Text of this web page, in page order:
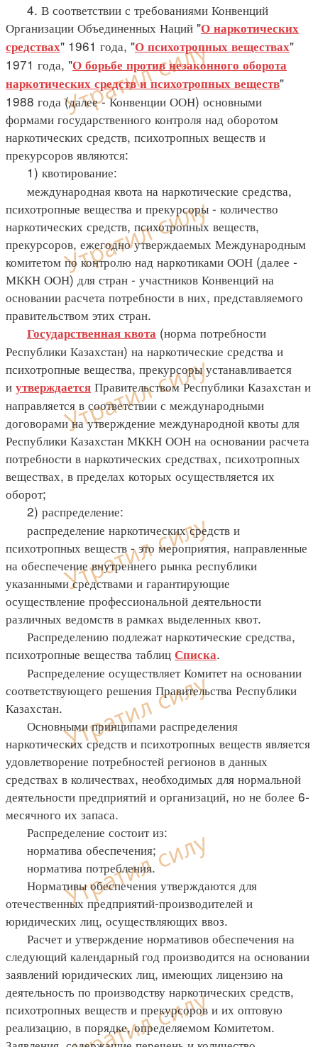
4. В соответствии с требованиями Конвенций
Организации Объединенных Наций "О наркотических
средствах" 1961 года, "О психотропных веществах"
1971 года, "О борьбе против незаконного оборота
наркотических средств и психотропных веществ"
1988 года (далее - Конвенции ООН) основными
формами государственного контроля над оборотом
наркотических средств, психотропных веществ и
прекурсоров являются:
1) квотирование:
международная квота на наркотические средства,
психотропные вещества и прекурсоры - количество
наркотических средств, психотропных веществ,
прекурсоров, ежегодно утверждаемых Международным
комитетом по контролю над наркотиками ООН (далее -
МККН ООН) для стран - участников Конвенций на
основании расчета потребности в них, представляемого
правительством этих стран.
Государственная квота (норма потребности
Республики Казахстан) на наркотические средства и
психотропные вещества, прекурсоры устанавливается
и утверждается Правительством Республики Казахстан и
направляется в соответствии с международными
договорами на утверждение международной квоты для
Республики Казахстан МККН ООН на основании расчета
потребности в наркотических средствах, психотропных
веществах, в пределах которых осуществляется их
оборот;
2) распределение:
распределение наркотических средств и
психотропных веществ - это мероприятия, направленные
на обеспечение внутреннего рынка республики
указанными средствами и гарантирующие
осуществление профессиональной деятельности
различных ведомств в рамках выделенных квот.
Распределению подлежат наркотические средства,
психотропные вещества таблиц Списка.
Распределение осуществляет Комитет на основании
соответствующего решения Правительства Республики
Казахстан.
Основными принципами распределения
наркотических средств и психотропных веществ является
удовлетворение потребностей регионов в данных
средствах в количествах, необходимых для нормальной
деятельности предприятий и организаций, но не более 6-
месячного их запаса.
Распределение состоит из:
норматива обеспечения;
норматива потребления.
Нормативы обеспечения утверждаются для
отечественных предприятий-производителей и
юридических лиц, осуществляющих ввоз.
Расчет и утверждение нормативов обеспечения на
следующий календарный год производится на основании
заявлений юридических лиц, имеющих лицензию на
деятельность по производству наркотических средств,
психотропных веществ и прекурсоров и их оптовую
реализацию, в порядке, определяемом Комитетом.